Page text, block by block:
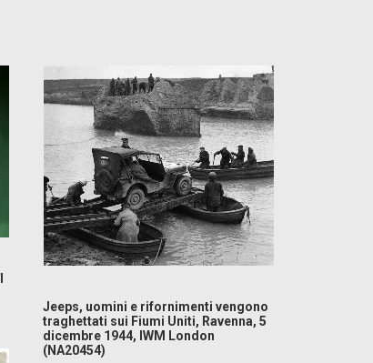
Jeeps, uomini e rifornimenti vengono
traghettati sui Fiumi Uniti, Ravenna, 5
dicembre 1944, IWM London
(NA20454)